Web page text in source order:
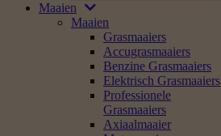
Maaien
Maaien
Grasmaaiers
Accugrasmaaiers
Benzine Grasmaaiers
Elektrisch Grasmaaiers
Professionele
Grasmaaiers
Axiaalmaaier